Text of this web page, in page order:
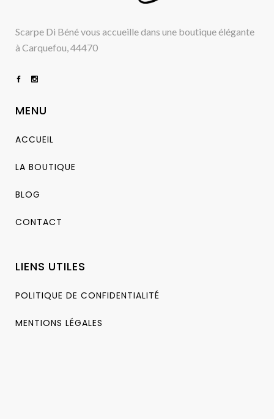
Scarpe Di Béné vous accueille dans une boutique élégante
à Carquefou, 44470
MENU
ACCUEIL
LA BOUTIQUE
BLOG
CONTACT
LIENS UTILES
POLITIQUE DE CONFIDENTIALITÉ
MENTIONS LÉGALES